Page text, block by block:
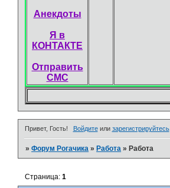
Анекдоты
Я в
КОНТАКТЕ
Отправить
СМС
Привет, Гость! Войдитеили зарегистрируйтесь.
»Форум Рогачика »Работа »Работа
Страница:1